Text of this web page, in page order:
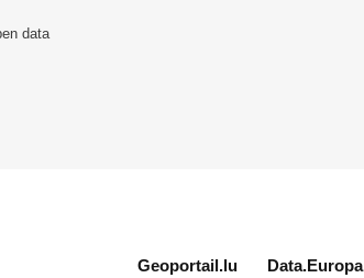
data
data.public.lu
Geoportail.lu